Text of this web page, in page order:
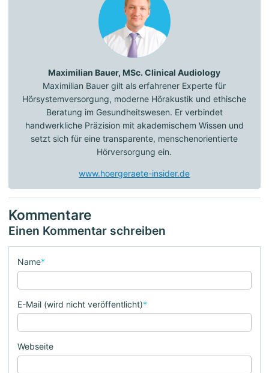
Maximilian Bauer, MSc. Clinical Audiology
Maximilian Bauer gilt als erfahrener Experte für
Hörsystemversorgung, moderne Hörakustik und ethische
Beratung im Gesundheitswesen. Er verbindet
handwerkliche Präzision mit akademischem Wissen und
setzt sich für eine transparente, menschenorientierte
Hörversorgung ein.
www.hoergeraete-insider.de
Kommentare
Einen Kommentar schreiben
Name*
E-Mail (wird nicht veröffentlicht)*
Webseite